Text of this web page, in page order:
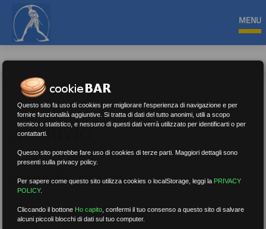
MENU
ARCHIVIO
Nessun risultato.Rimuovi filtri
Questo sito fa uso di cookies per migliorare l'esperienza di navigazione e per
fornire funzionalità aggiuntive. Si tratta di dati del tutto anonimi, utili a scopo
tecnico o statistico, e nessuno di questi dati verrà utilizzato per identificarti o per
contattarti.
Questo sito potrebbe fare uso di cookies di terze parti. Maggiori dettagli sono
presenti sulla privacy policy.
Per sapere come questo sito utilizza cookies o localStorage, leggi la PRIVACY
POLICY.
Cliccando il bottone Ho capito ,confermi il tuo consenso a questo sito di salvare
alcuni piccoli blocchi di dati sul tuo computer.